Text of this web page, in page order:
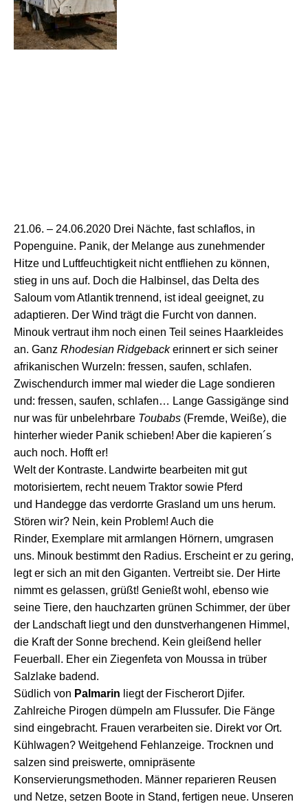
21.06. – 24.06.2020 Drei Nächte, fast schlaflos, in
Popenguine. Panik, der Melange aus zunehmender
Hitze und Luftfeuchtigkeit nicht entfliehen zu können,
stieg in uns auf. Doch die Halbinsel, das Delta des
Saloum vomAtlantiktrennend, ist ideal geeignet, zu
adaptieren. Der Wind trägt die Furcht von dannen.
Minouk vertraut ihm noch einen Teil seines Haarkleides
an. Ganz Rhodesian Ridgebackerinnert er sich seiner
afrikanischen Wurzeln: fressen, saufen, schlafen.
Zwischendurch immer mal wieder die Lage sondieren
und: fressen, saufen, schlafen… Lange Gassigänge sind
nur was für unbelehrbare Toubabs (Fremde, Weiße), die
hinterher wieder Panik schieben! Aber die kapieren´s
auch noch. Hofft er!
Welt der Kontraste. Landwirte bearbeiten mitgut
motorisiertem, recht neuem Traktor sowie Pferd
und Handegge das verdorrte Grasland um uns herum.
Stören wir? Nein, kein Problem! Auch die
Rinder, Exemplare mitarmlangen Hörnern, umgrasen
uns. Minouk bestimmtden Radius. Erscheint er zu gering,
legt er sich an mit den Giganten. Vertreibt sie. Der Hirte
nimmt es gelassen, grüßt! Genießt wohl, ebenso wie
seine Tiere, den hauchzarten grünen Schimmer, der über
der Landschaft l iegt und den dunstverhangenen Himmel,
die Kraft der Sonne brechend. Kein gleißend heller
Feuerball. Eher ein Ziegenfeta von Moussa in trüber
Salzlake badend.
Südlich von Palmarin liegt der Fischerort Djifer.
Zahlreiche Pirogen dümpeln am Flussufer. Die Fänge
sind eingebracht. Frauen verarbeiten sie. Direkt vor Ort.
Kühlwagen? Weitgehend Fehlanzeige. Trocknen und
salzen sind preiswerte, omnipräsente
Konservierungsmethoden. Männer reparieren Reusen
und Netze, setzen Boote in Stand, fertigen neue. Unseren